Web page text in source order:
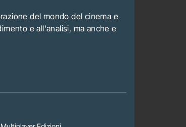
del mondo del cinema e
e all'analisi, ma anche e